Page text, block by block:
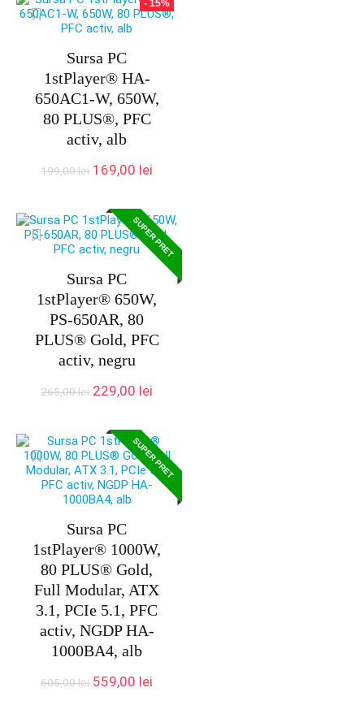
- 15%
Sursa PC
1stPlayer® HA-
650AC1-W, 650W,
80 PLUS®, PFC
activ, alb
199,00lei Prețul
fost:
199,00 lei.
169,00 lei
169,00 lei.
SUPER PRET
Sursa PC
1stPlayer® 650W,
PS-650AR, 80
PLUS® Gold, PFC
activ, negru
265,00lei Prețul
fost:
265,00 lei.
229,00 lei
229,00 lei.
SUPER PRET
Sursa PC
1stPlayer® 1000W,
80 PLUS® Gold,
Full Modular, ATX
3.1, PCIe 5.1, PFC
activ, NGDP HA-
1000BA4, alb
605,00lei Prețul
559,00 lei